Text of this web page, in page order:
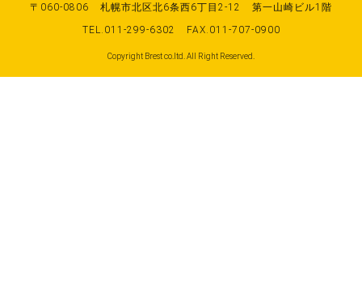
〒060-0806
札幌市北区北6条西6丁目2-12
第一山崎ビル1階
TEL.011-299-6302
FAX.011-707-0900
Copyright Brest co.ltd. All Right Reserved.